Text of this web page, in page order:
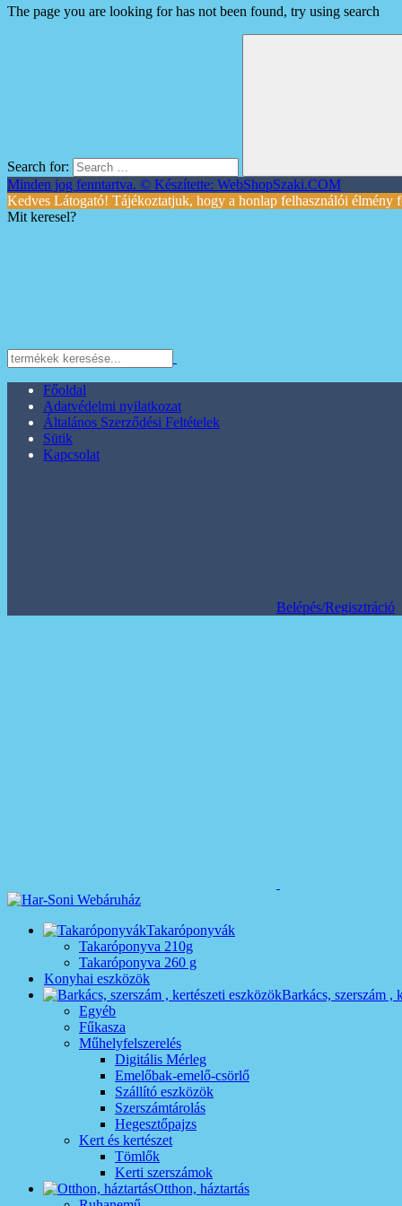
The page you are looking for has not been found, try using search
Search for:
Minden jog fenntartva. © Készítette: WebShopSzaki.COM
Kedves Látogató! Tájékoztatjuk, hogy a honlap felhasználói élmény
Mit keresel?
Főoldal
Adatvédelmi nyilatkozat
Általános Szerződési Feltételek
Sütik
Kapcsolat
Belépés/Regisztráció
Takaróponyvák
Takaróponyva 210g
Takaróponyva 260 g
Konyhai eszközök
Barkács, szerszám ,
Egyéb
Fűkasza
Műhelyfelszerelés
Digitális Mérleg
Emelőbak-emelő-csörlő
Szállító eszközök
Szerszámtárolás
Hegesztőpajzs
Kert és kertészet
Tömlők
Kerti szerszámok
Otthon, háztartás